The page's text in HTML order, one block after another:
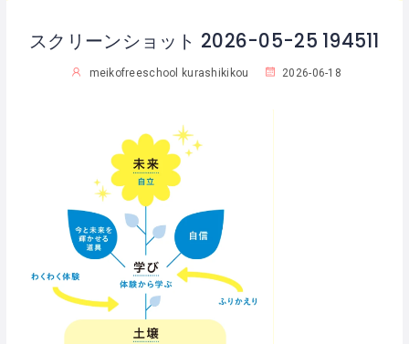
スクリーンショット 2026-05-25 194511
meikofreeschool kurashikikou 2026-06-18